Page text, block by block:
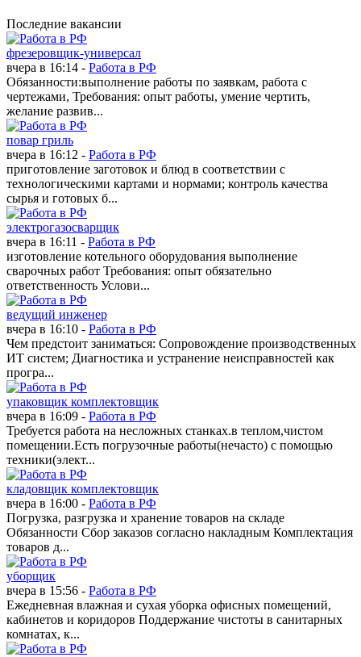
Последние вакансии
фрезеровщик-универсал
вчера в 16:14 - Работа в РФ
Обязанности:выполнение работы по заявкам, работа с
чертежами, Требования: опыт работы, умение чертить,
желание развив...
повар гриль
вчера в 16:12 - Работа в РФ
приготовление заготовок и блюд в соответствии с
технологическими картами и нормами; контроль качества
сырья и готовых б...
электрогазосварщик
вчера в 16:11 - Работа в РФ
изготовление котельного оборудования выполнение
сварочных работ Требования: опыт обязательно
ответственность Услови...
ведущий инженер
вчера в 16:10 - Работа в РФ
Чем предстоит заниматься: Сопровождение производственных
ИТ систем; Диагностика и устранение неисправностей как
програ...
упаковщик комплектовщик
вчера в 16:09 - Работа в РФ
Требуется работа на несложных станках.в теплом,чистом
помещении.Есть погрузочные работы(нечасто) с помощью
техники(элект...
кладовщик комплектовщик
вчера в 16:00 - Работа в РФ
Погрузка, разгрузка и хранение товаров на складе
Обязанности Сбор заказов согласно накладным Комплектация
товаров д...
уборщик
вчера в 15:56 - Работа в РФ
Ежедневная влажная и сухая уборка офисных помещений,
кабинетов и коридоров Поддержание чистоты в санитарных
комнатах, к...